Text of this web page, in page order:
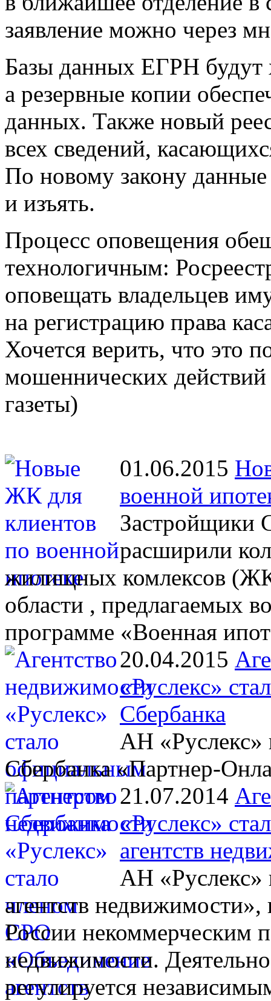
заявление можно через
Базы данных ЕГРН будут
а резервные копии
данных. Также новый
всех сведений,
По новому закону данные
и изъять.
Процесс оповещения
технологичным:
оповещать владельцев
на регистрацию права
Хочется верить, что это
мошеннических
газеты)
01.06.2015
военной
Застройщики
расширили
жилищных комлексов
области , предлагаемых
программе «Военная
20.04.2015
«Руслекс»
Сбербанка
АН «Руслекс»
Сбербанка «Партнер-
21.07.2014
«Руслекс»
агентств
АН «Руслекс»
агентств недвижимости»,
России некоммерческим
недвижимости.
регулируется